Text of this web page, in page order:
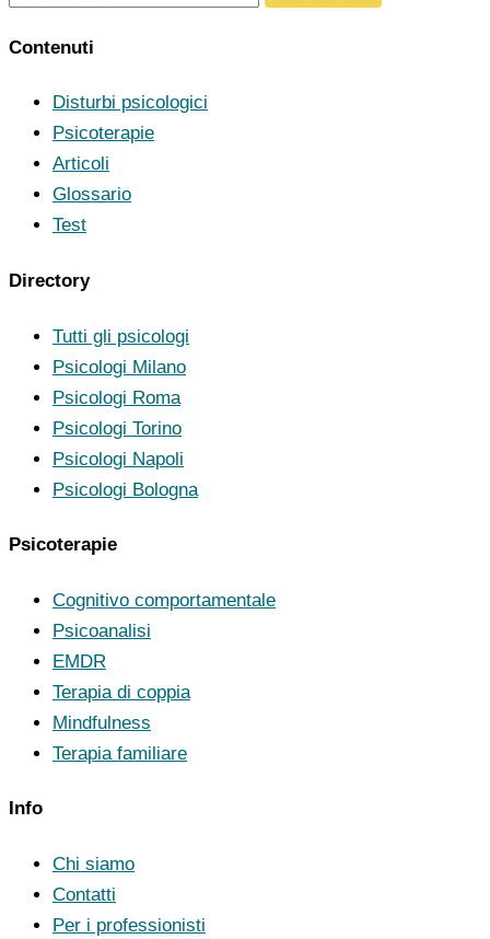
Contenuti
Disturbi psicologici
Psicoterapie
Articoli
Glossario
Test
Directory
Tutti gli psicologi
Psicologi Milano
Psicologi Roma
Psicologi Torino
Psicologi Napoli
Psicologi Bologna
Psicoterapie
Cognitivo comportamentale
Psicoanalisi
EMDR
Terapia di coppia
Mindfulness
Terapia familiare
Info
Chi siamo
Contatti
Per i professionisti